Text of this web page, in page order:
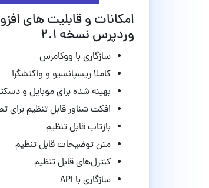
وردپرس نسخه 2.1
سازگاری با ووکامرس
کاملا ریسپانسیو و واکنشگرا
بهینه شده برای موبایل و
افکت شناور قابل تنظیم برای
بازتاب قابل تنظیم
متن توضیحات قابل تنظیم
کنترل‌های قابل تنظیم
سازگاری با API